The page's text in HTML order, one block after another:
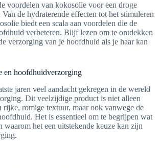
voordelen van kokosolie voor een droge
de hydraterende effecten tot het stimuleren
biedt een scala aan voordelen die de
verbeteren. Blijf lezen om te ontdekken
verzorging van je hoofdhuid als je haar kan
en hoofdhuidverzorging
jaren veel aandacht gekregen in de wereld
Dit veelzijdige product is niet alleen
romige textuur, maar ook vanwege de
Het is essentieel om te begrijpen wat
waarom het een uitstekende keuze kan zijn